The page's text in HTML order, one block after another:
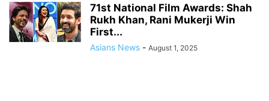
71st National Film Awards: Shah
Rukh Khan, Rani Mukerji Win
First...
Asians News - August 1, 2025